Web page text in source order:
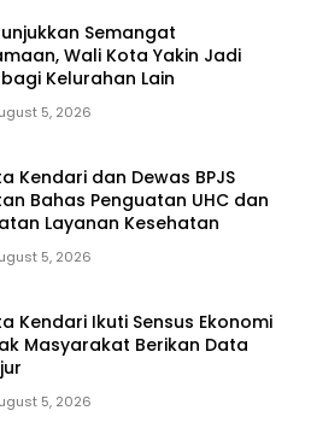
Semangat
Wali Kota Yakin Jadi
Kelurahan Lain
5, 2026
Kendari dan Dewas BPJS
Bahas Penguatan UHC dan
Layanan Kesehatan
5, 2026
Kendari Ikuti Sensus Ekonomi
Masyarakat Berikan Data
5, 2026